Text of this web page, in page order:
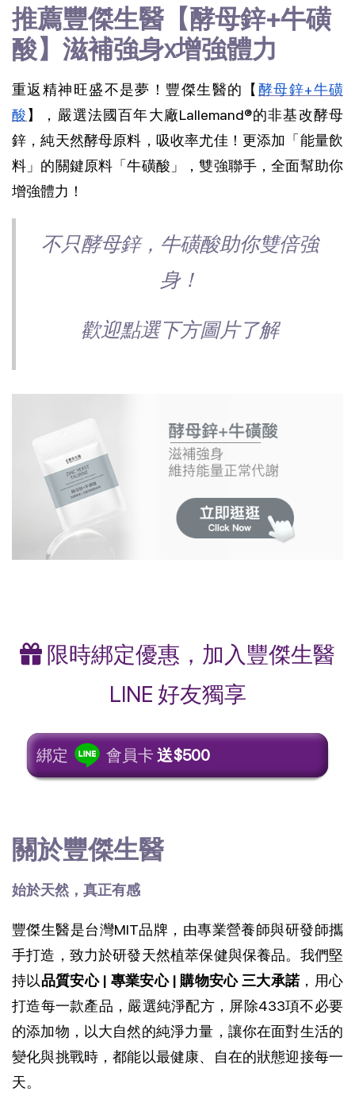
推薦豐傑生醫【酵母鋅+牛磺
酸】滋補強身x增強體力
重返精神旺盛不是夢！豐傑生醫的【酵母鋅+牛磺
酸】，嚴選法國百年大廠Lallemand®的非基改酵母
鋅，純天然酵母原料，吸收率尤佳！更添加「能量飲
料」的關鍵原料「牛磺酸」，雙強聯手，全面幫助你
增強體力！
不只酵母鋅，牛磺酸助你雙倍強
身！
歡迎點選下方圖片了解
限時綁定優惠，加入豐傑生醫
LINE 好友獨享
綁定 會員卡送$500
關於豐傑生醫
始於天然，真正有感
豐傑生醫是台灣MIT品牌，由專業營養師與研發師攜
手打造，致力於研發天然植萃保健與保養品。我們堅
持以品質安心 | 專業安心 | 購物安心 三大承諾，用心
打造每一款產品， 嚴選純淨配方，屏除433項不必要
的添加物，以大自然的純淨力量，讓你在面對生活的
變化與挑戰時，都能以最健康、自在的狀態迎接每一
天。